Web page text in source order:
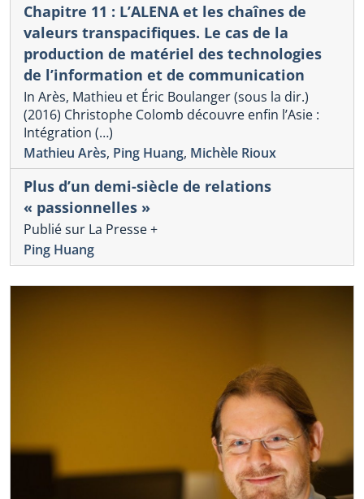
Chapitre 11 : L’ALENA et les chaînes de
valeurs transpacifiques. Le cas de la
production de matériel des technologies
de l’information et de communication
In Arès, Mathieu et Éric Boulanger (sous la dir.)
(2016) Christophe Colomb découvre enfin l’Asie :
Intégration (…)
Mathieu Arès, Ping Huang, Michèle Rioux
Plus d’un demi-siècle de relations
« passionnelles »
Publié sur La Presse +
Ping Huang